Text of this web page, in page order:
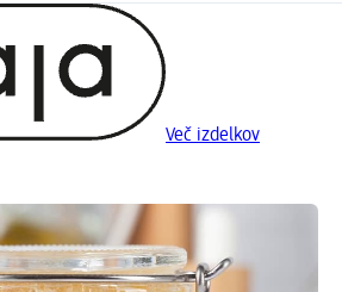
Več izdelkov